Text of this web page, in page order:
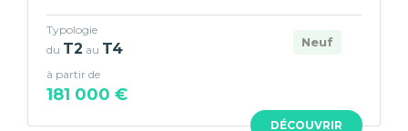
DÉCOUVRIR
Neuf
Typologie
du T2 au T4
à partir de
181 000 €